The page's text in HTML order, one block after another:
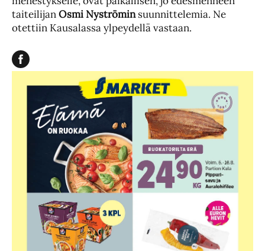
taiteilijanOsmi Nyströminsuunnittelemia. Ne
otettiin Kausalassa ylpeydellä vastaan.